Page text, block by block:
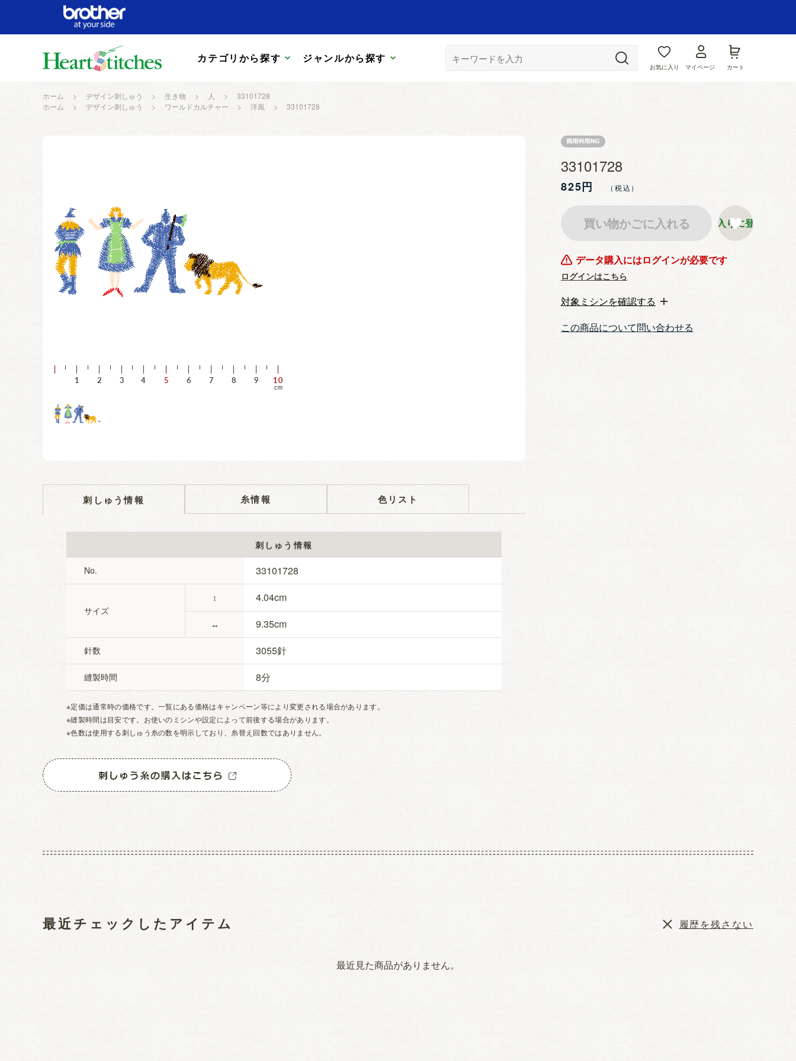
カテゴリから探す ジャンルから探す
お気に入り マイページ カート
ホーム > デザイン刺しゅう > 生き物 > 人 >
33101728
ホーム
> デザイン刺しゅう > ワールドカルチャー > 洋風 > 33101728
刺しゅう情報 糸情報 色リスト
刺しゅう情報
No. 33101728
サイズ
↕
↔
4.04
9.35
針数 3055
縫製時間 8
※定価は通常時の価格です。一覧にある価格はキャンペーン等により変更される場合があります。
※縫製時間は目安です。お使いのミシンや設定によって前後する場合があります。
※色数は使用する刺しゅう糸の数を明示しており、糸替え回数ではありません。
33101728
825円
データ購入にはログインが必要です
買い物かごに入れる
ログインはこちら
お気に入りに登録する
対象ミシンを確認する
この商品について問い合わせる
最近チェックしたアイテム
最近見た商品がありません。
履歴を残さない